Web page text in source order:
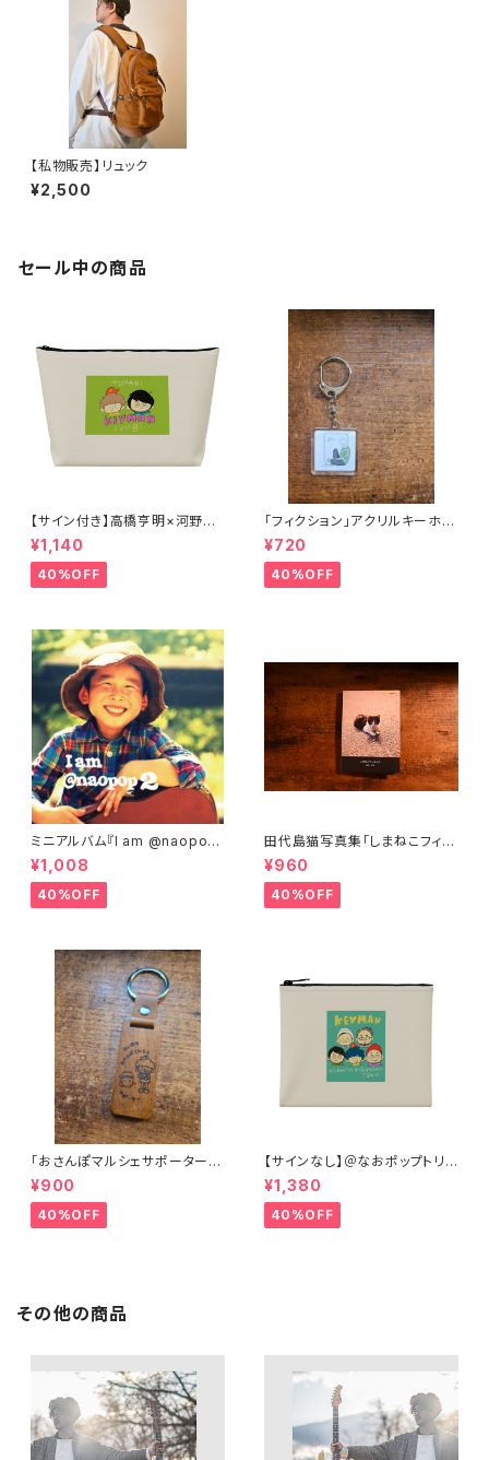
【私物販売】リュック
¥2,500
セール中の商品
【サイン付き】高橋亨明×河野圭
佑コラボイラストポーチ
¥1,140
40%OFF
「フィクション」アクリルキーホル
ダー
¥720
40%OFF
ミニアルバム『I am @naopop
2』
¥1,008
40%OFF
田代島猫写真集「しまねこフィル
ム①」
¥960
40%OFF
｢おさんぽマルシェサポーター｣
キーホルダー
¥900
40%OFF
【サインなし】＠なおポップトリオ
×アルケミストコラボイラストポ
ーチ
¥1,380
40%OFF
その他の商品